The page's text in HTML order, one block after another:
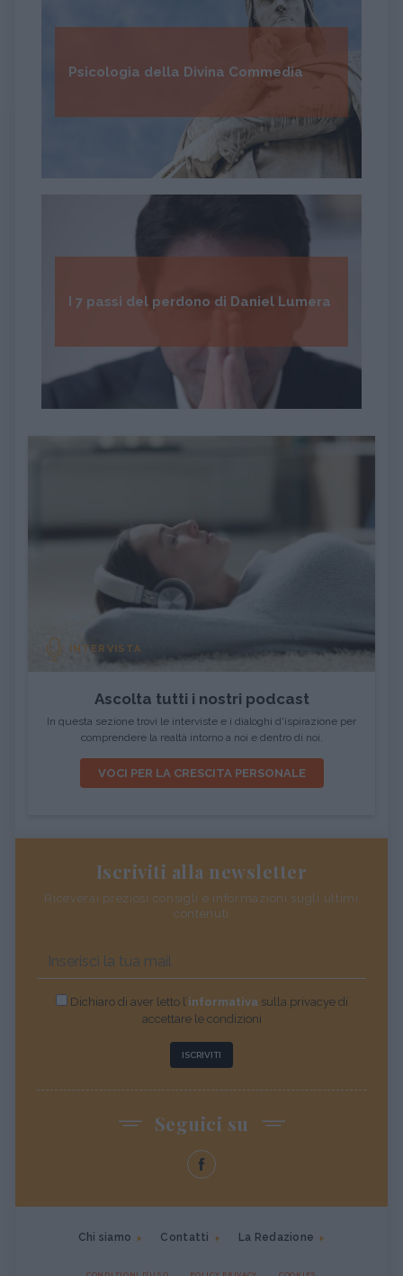
Psicologia della Divina Commedia
I 7 passi del perdono di Daniel Lumera
INTERVISTA
Ascolta tutti i nostri podcast
In questa sezione trovi le interviste e i dialoghi d'ispirazione per
comprendere la realtà intorno a noi e dentro di noi.
VOCI PER LA CRESCITA PERSONALE
Iscriviti alla newsletter
Riceverai preziosi consigli e informazioni sugli ultimi
contenuti
Dichiaro di aver letto l’informativasulla privacye di
accettare le condizioni
ISCRIVITI
Seguici su
Chi siamo Contatti La Redazione